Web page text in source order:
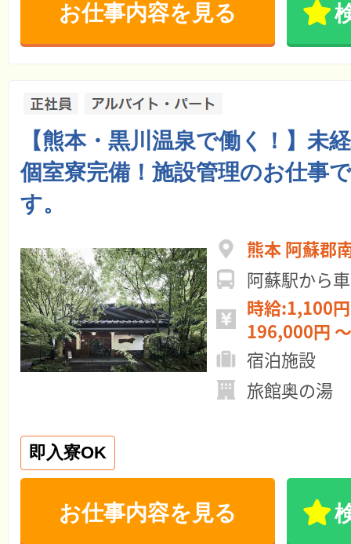
お仕事内容を見る
【熊本・黒川温泉で働く！】未
個室寮完備！施設管理のお仕事で
す。
熊本 阿蘇郡
阿蘇駅から
時給:1,100
196,000円
宿泊施設
旅館奥の湯
即入寮OK
お仕事内容を見る